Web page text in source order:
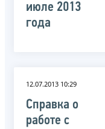
июле 2013
года
12.07.2013 10:29
Справка о
работе с